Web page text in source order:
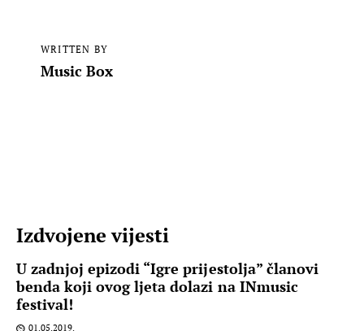
WRITTEN BY
Music Box
Izdvojene vijesti
U zadnjoj epizodi “Igre prijestolja” članovi
benda koji ovog ljeta dolazi na INmusic
festival!
01.05.2019.